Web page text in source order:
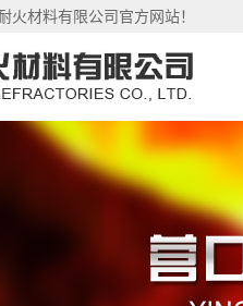
火材料有限公司官方网站！